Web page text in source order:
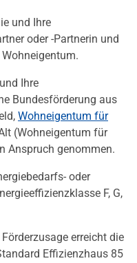
und Ihre
oder -Partnerin und
Ihre
Bundesförderung aus
Wohneigentum für
(Wohneigentum für
Anspruch genommen.
oder
F, G,
erreicht die
Effizienzhaus 85